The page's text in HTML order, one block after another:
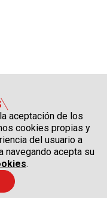
aceptación de los
cookies propias y
del usuario a
navegando acepta su
.